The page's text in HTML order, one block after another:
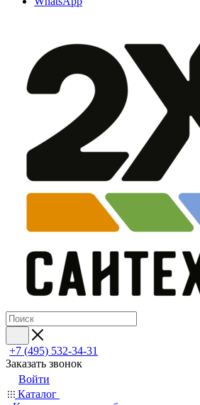
+7 (495) 532‑34‑31
Заказать звонок
Войти
Каталог